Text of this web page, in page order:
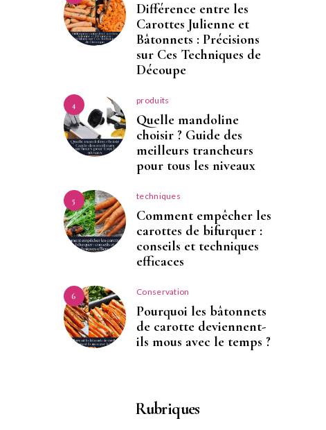
Différence entre les
Carottes Julienne et
Bâtonnets : Précisions
sur Ces Techniques de
Découpe
4 produits
Quelle mandoline
choisir ? Guide des
meilleurs trancheurs
pour tous les niveaux
5 techniques
Comment empêcher les
carottes de bifurquer :
conseils et techniques
efficaces
6 Conservation
Pourquoi les bâtonnets
de carotte deviennent-
ils mous avec le temps ?
Rubriques